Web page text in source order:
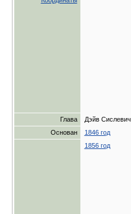
Глава
Дэйв Сислевич
Основан
1846 год
1856 год